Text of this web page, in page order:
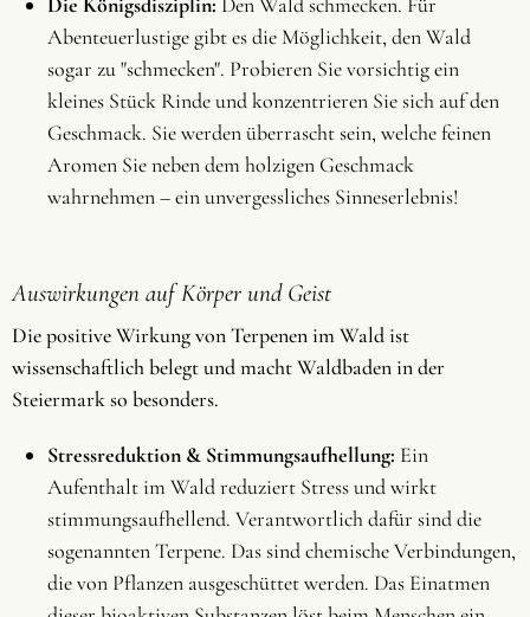
Die Königsdisziplin: Den Wald schmecken. Für
Abenteuerlustige gibt es die Möglichkeit, den Wald
sogar zu "schmecken". Probieren Sie vorsichtig ein
kleines Stück Rinde und konzentrieren Sie sich auf den
Geschmack. Sie werden überrascht sein, welche feinen
Aromen Sie neben dem holzigen Geschmack
wahrnehmen – ein unvergessliches Sinneserlebnis!
Auswirkungen auf Körper und Geist
Die positive Wirkung von Terpenen im Wald ist
wissenschaftlich belegt und macht Waldbaden in der
Steiermark so besonders.
Stressreduktion & Stimmungsaufhellung: Ein
Aufenthalt im Wald reduziert Stress und wirkt
stimmungsaufhellend. Verantwortlich dafür sind die
sogenannten Terpene. Das sind chemische Verbindungen,
die von Pflanzen ausgeschüttet werden. Das Einatmen